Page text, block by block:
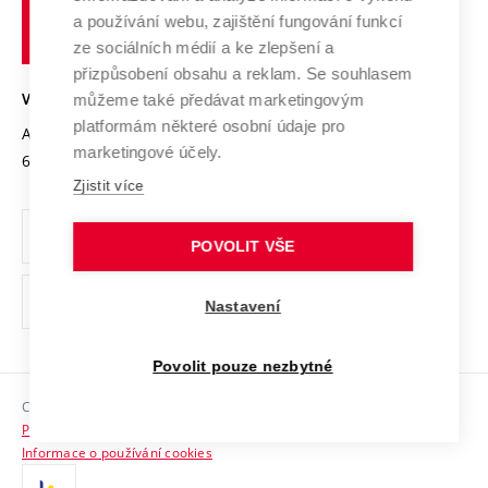
Transfer znalostí
Open Science
Projekty
Projekty ze strukturálních fondů
Specifický výzkum
Služby univerzity
Mezinárodní dohody
Univerzitní sítě
Podnikavá univerzita / ContriBUTe
Bezpečná univerzita
Vyznamenání
Organizační struktura
Ochrana osobních údajů
odkaz)
Sociální bezpečí
HR Award
učení
technické
VYSOKÉ UČENÍ TECHNICKÉ V BRNĚ
Antonínská 548/1
602 00 Brno
www.vut.cz
vut@vutbr.cz
Copyright © 2026 VUT
Prohlášení o přístupnosti
Informace o používání cookies
a používání webu, zajištění fungování funkcí
ze sociálních médií a ke zlepšení a
přizpůsobení obsahu a reklam. Se souhlasem
můžeme také předávat marketingovým
platformám některé osobní údaje pro
marketingové účely.
Zjistit více
POVOLIT VŠE
Nastavení
Povolit pouze nezbytné